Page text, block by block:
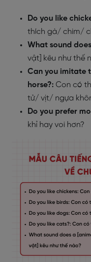
Do you like
thích gà/ chim/
What sound
vật] kêu như thế
Can you imitate
horse?: Con có
tử/ vịt/ ngựa
Do you prefer
khỉ hay voi hơn?